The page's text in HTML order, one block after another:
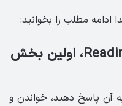
مطلب را بخوانید:
۱- Reading and Use of English، اولین بخش
آن پاسخ دهید، خواندن و